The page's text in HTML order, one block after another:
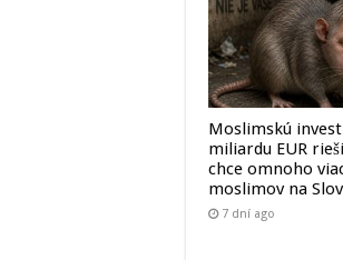
Moslimskú
miliardu EUR
chce omnoho
moslimov na
7 dní ago